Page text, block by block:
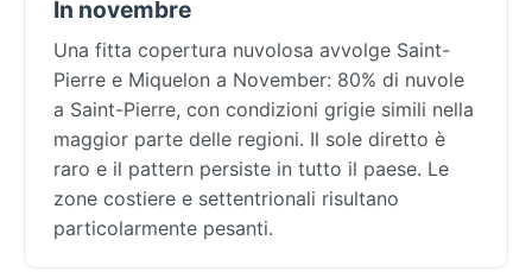
In novembre
Una fitta copertura nuvolosa avvolge Saint-
Pierre e Miquelon a November: 80% di nuvole
a Saint-Pierre, con condizioni grigie simili nella
maggior parte delle regioni. Il sole diretto è
raro e il pattern persiste in tutto il paese. Le
zone costiere e settentrionali risultano
particolarmente pesanti.